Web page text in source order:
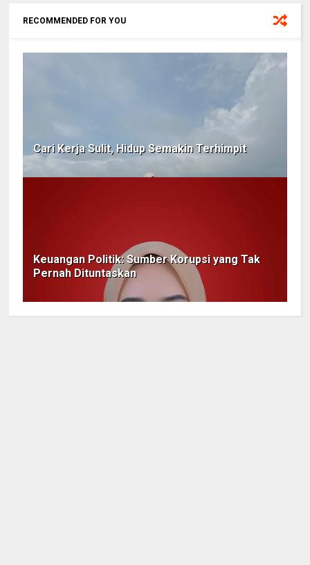
RECOMMENDED FOR YOU
Cari Kerja Sulit, Hidup Semakin Terhimpit
Keuangan Politik: Sumber Korupsi yang Tak
Pernah Dituntaskan